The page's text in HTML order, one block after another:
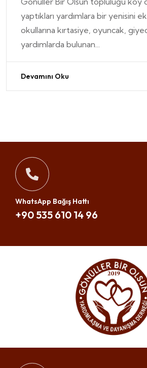
yaptıkları yardımlara bir yenisini
okullarına kırtasiye, oyuncak,
yardımlarda bulunan...
Devamını Oku
WhatsApp Bağış Hattı
+90 535 610 14 96